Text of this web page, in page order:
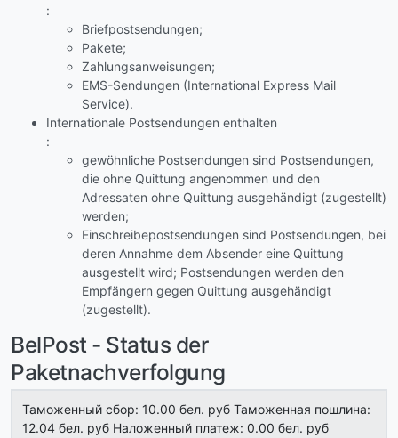
:
Briefpostsendungen;
Pakete;
Zahlungsanweisungen;
EMS-Sendungen (International Express Mail
Service).
Internationale Postsendungen enthalten
:
gewöhnliche Postsendungen sind Postsendungen,
die ohne Quittung angenommen und den
Adressaten ohne Quittung ausgehändigt (zugestellt)
werden;
Einschreibepostsendungen sind Postsendungen, bei
deren Annahme dem Absender eine Quittung
ausgestellt wird; Postsendungen werden den
Empfängern gegen Quittung ausgehändigt
(zugestellt).
BelPost - Status der
Paketnachverfolgung
Таможенный сбор: 10.00 бел. руб Таможенная пошлина:
12.04 бел. руб Наложенный платеж: 0.00 бел. руб